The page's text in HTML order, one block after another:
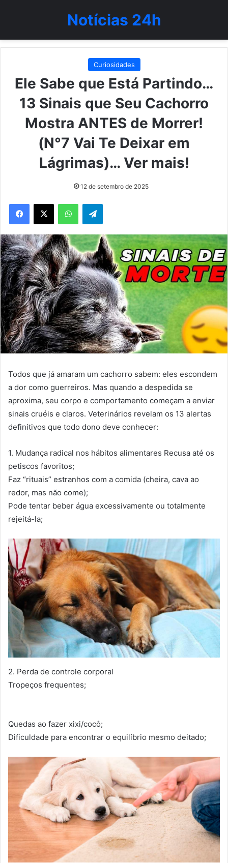
Notícias 24h
Curiosidades
Ele Sabe que Está Partindo…
13 Sinais que Seu Cachorro
Mostra ANTES de Morrer!
(N°7 Vai Te Deixar em
Lágrimas)… Ver mais!
12 de setembro de 2025
WhatsAppTelegram
Todos que já amaram um cachorro sabem: eles escondem
a dor como guerreiros. Mas quando a despedida se
aproxima, seu corpo e comportamento começam a enviar
sinais cruéis e claros. Veterinários revelam os 13 alertas
definitivos que todo dono deve conhecer:
1. Mudança radical nos hábitos alimentares Recusa até os
petiscos favoritos;
Faz “rituais” estranhos com a comida (cheira, cava ao
redor, mas não come);
Pode tentar beber água excessivamente ou totalmente
rejeitá-la;
2. Perda de controle corporal
Tropeços frequentes;
Quedas ao fazer xixi/cocô;
Dificuldade para encontrar o equilíbrio mesmo deitado;